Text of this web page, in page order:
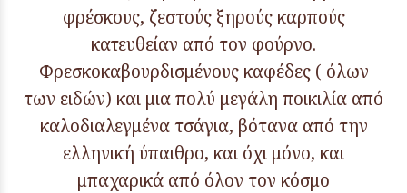
φρέσκους, ζεστούς ξηρούς καρπούς
κατευθείαν από τον φούρνο.
Φρεσκοκαβουρδισμένους καφέδες ( όλων
των ειδών) και μια πολύ μεγάλη ποικιλία από
καλοδιαλεγμένα τσάγια, βότανα από την
ελληνική ύπαιθρο, και όχι μόνο, και
μπαχαρικά από όλον τον κόσμο